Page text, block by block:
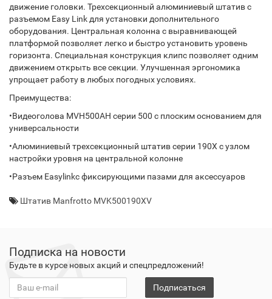
движение головки. Трехсекционный алюминиевый штатив с
разъемом Easy Link для установки дополнительного
оборудования. Центральная колонна с выравнивающей
платформой позволяет легко и быстро установить уровень
горизонта. Специальная конструкция клипс позволяет одним
движением открыть все секции. Улучшенная эргономика
упрощает работу в любых погодных условиях.
Преимущества:
•Видеоголова MVH500AH серии 500 с плоским основанием для
универсальности
•Алюминиевый трехсекционный штатив серии 190Х с узлом
настройки уровня на центральной колонне
•Разъем Easylinkс фиксирующими пазами для аксессуаров
Штатив Manfrotto MVK500190XV
Подписка на новости
Будьте в курсе новых акций и спецпредложений!
Подписаться